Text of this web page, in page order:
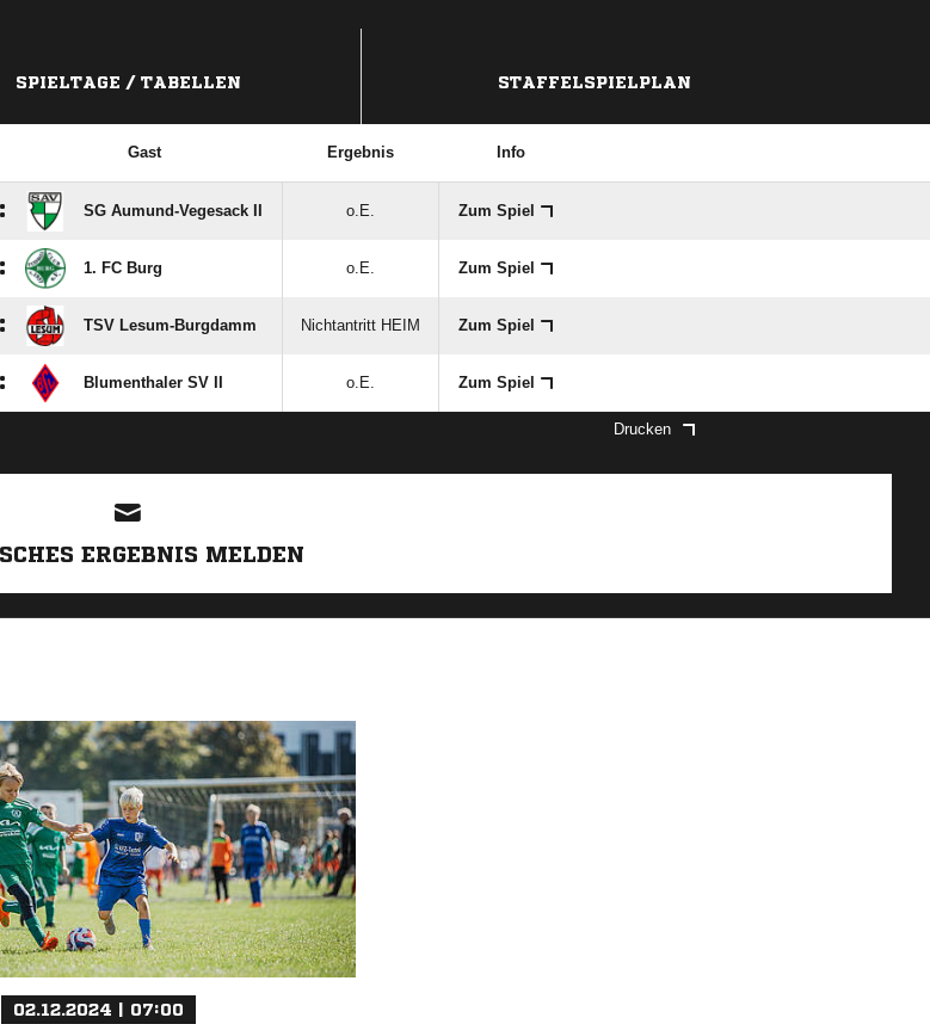
SPIELTAGE / TABELLEN STAFFELSPIELPLAN
Gast Ergebnis Info
: SG Aumund-Vegesack II o.E. Zum Spiel
: 1. FC Burg o.E. Zum Spiel
: TSV Lesum-Burgdamm Nichtantritt HEIM Zum Spiel
: Blumenthaler SV II o.E. Zum Spiel
Drucken
ERGEBNIS MELDEN
02.12.2024 | 07:00